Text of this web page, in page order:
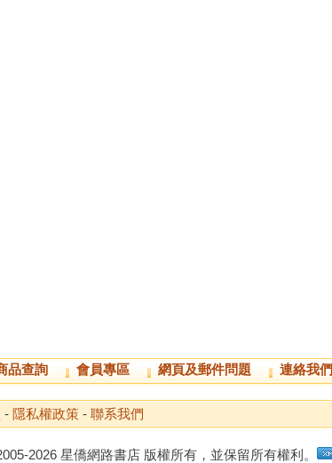
品查詢 會員專區 網頁及郵件問題 連絡我們
- 隱私權政策 - 聯系我們
2026 星僑網路書店 版權所有，並保留所有權利。